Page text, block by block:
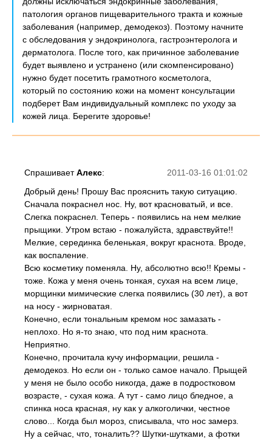
патология органов пищеварительного тракта и кожные
заболевания (например, демодекоз). Поэтому начните
с обследования у эндокринолога, гастроэнтеролога и
дерматолога. После того, как причинное заболевание
будет выявлено и устранено (или скомпенсировано)
нужно будет посетить грамотного косметолога,
который по состоянию кожи на момент консультации
подберет Вам индивидуальный комплекс по уходу за
кожей лица. Берегите здоровье!
2011-03-16 01:01:02
СпрашиваетАлекс:
Добрый день! Прошу Вас прояснить такую ситуацию.
Сначала покраснел нос. Ну, вот красноватый, и все.
Слегка покраснел. Теперь - появились на нем мелкие
прыщики. Утром встаю - пожалуйста, здравствуйте!!
Мелкие, серединка беленькая, вокруг краснота. Вроде,
как воспаление.
Всю косметику поменяла. Ну, абсолютно всю!! Кремы -
тоже. Кожа у меня очень тонкая, сухая на всем лице,
морщинки мимические слегка появились (30 лет), а вот
на носу - жирноватая.
Конечно, если тональным кремом нос замазать -
неплохо. Но я-то знаю, что под ним краснота.
Неприятно.
Конечно, прочитала кучу информации, решила -
демодекоз. Но если он - только самое начало. Прыщей
у меня не было особо никогда, даже в подростковом
возрасте, - сухая кожа. А тут - само лицо бледное, а
спинка носа красная, ну как у алкоголички, честное
слово... Когда был мороз, списывала, что нос замерз.
Ну а сейчас, что, тоналить?? Шутки-шутками, а фотки